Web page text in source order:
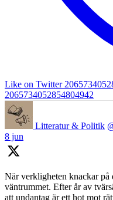
Like on Twitter
2065734052854804942
Litteratur & Politik
8 jun
När verkligheten knackar
väntrummet. Efter år av
att undantag är ett hot mot